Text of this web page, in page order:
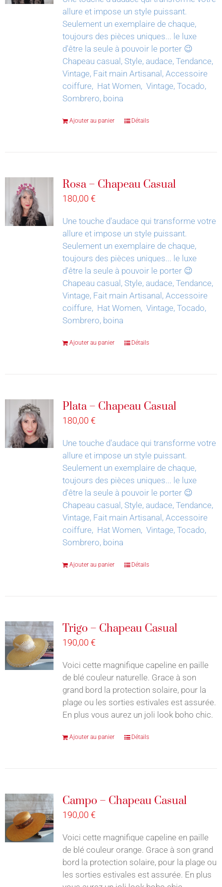
allure et impose un style puissant.
Seulement un exemplaire de chaque,
toujours des pièces uniques... le luxe
d'être la seule à pouvoir le porter 😉
Chapeau casual, Style, audace, Tendance,
Vintage, Fait main Artisanal, Accessoire
coiffure, Hat Women, Vintage, Tocado,
Sombrero, boina
Ajouter au panier Détails
Rosa – Chapeau Casual
180,00 €
Une touche d'audace qui transforme votre
allure et impose un style puissant.
Seulement un exemplaire de chaque,
toujours des pièces uniques... le luxe
d'être la seule à pouvoir le porter 😉
Chapeau casual, Style, audace, Tendance,
Vintage, Fait main Artisanal, Accessoire
coiffure, Hat Women, Vintage, Tocado,
Sombrero, boina
Ajouter au panier Détails
Plata – Chapeau Casual
180,00 €
Une touche d'audace qui transforme votre
allure et impose un style puissant.
Seulement un exemplaire de chaque,
toujours des pièces uniques... le luxe
d'être la seule à pouvoir le porter 😉
Chapeau casual, Style, audace, Tendance,
Vintage, Fait main Artisanal, Accessoire
coiffure, Hat Women, Vintage, Tocado,
Sombrero, boina
Ajouter au panier Détails
Trigo – Chapeau Casual
190,00 €
Voici cette magnifique capeline en paille
de blé couleur naturelle. Grace à son
grand bord la protection solaire, pour la
plage ou les sorties estivales est assurée.
En plus vous aurez un joli look boho chic.
Ajouter au panier Détails
Campo – Chapeau Casual
190,00 €
Voici cette magnifique capeline en paille
de blé couleur orange. Grace à son grand
bord la protection solaire, pour la plage ou
les sorties estivales est assurée. En plus